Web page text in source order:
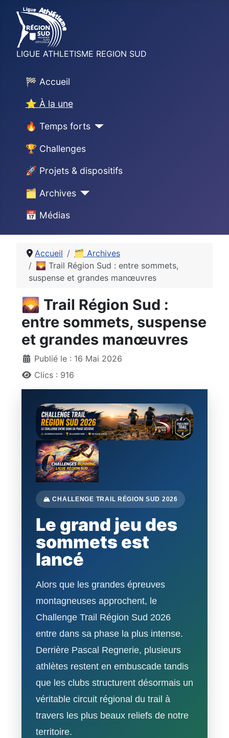
LIGUE ATHLETISME REGION SUD
🏁 Accueil
⭐ À la une
🔥 Temps forts
🏆 Challenges
🚀 Projets & dispositifs
🗂 Archives
📅 Médias
Accueil
🗂 Archives
🌄 Trail Région Sud : entre sommets,
suspense et grandes manœuvres
🌄 Trail Région Sud :
entre sommets, suspense
et grandes manœuvres
DétailsPublié le : 16 Mai 2026
Clics : 916
🏔️ CHALLENGE TRAIL RÉGION SUD 2026
Le grand jeu des
sommets est
lancé
Alors que les grandes épreuves
montagneuses approchent, le
Challenge Trail Région Sud 2026
entre dans sa phase la plus intense.
Derrière Pascal Regnerie, plusieurs
athlètes restent en embuscade tandis
que les clubs structurent désormais un
véritable circuit régional du trail à
travers les plus beaux reliefs de notre
territoire.